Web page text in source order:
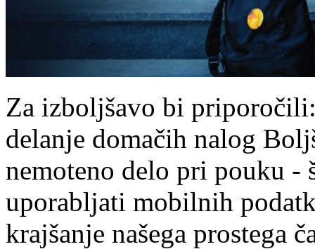
Za izboljšavo bi
delanje domačih nalog
nemoteno delo pri pouku
uporabljati mobilnih
krajšanje našega prostega